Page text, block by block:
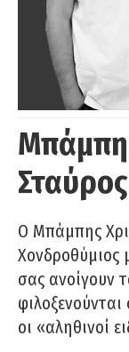
O Μπάμπης
Χονδροθύμιος
σας ανοίγουν
οι «αληθινοί